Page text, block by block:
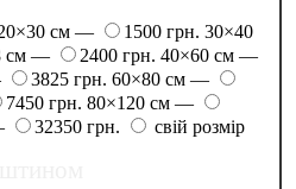
см — 1500 грн. 30×40
см — 2400 грн. 40×60 см —
3825 грн. 60×80 см —
7450 грн. 80×120 см —
32350 грн. свій розмір